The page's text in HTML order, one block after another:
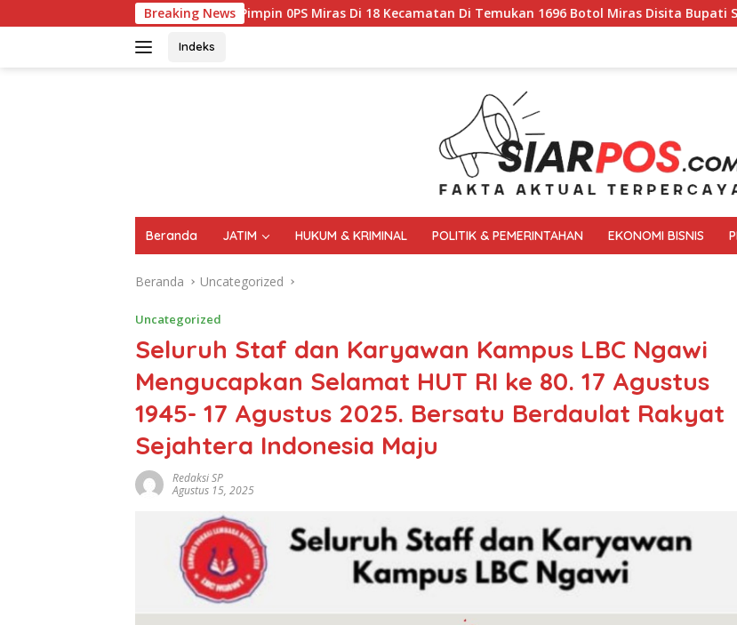
ke
Breaking News
Pimpin 0PS Miras Di 18 Kecamatan Di Temukan 1696 Botol Miras Disita Bupati Sikap Tegas Penjual Barang
Indeks
Beranda JATIM HUKUM & KRIMINAL POLITIK & PEMERINTAHAN EKONOMI BISNIS
Beranda Uncategorized
Uncategorized
Seluruh Staf dan Karyawan Kampus LBC Ngawi
Mengucapkan Selamat HUT RI ke 80. 17 Agustus
1945- 17 Agustus 2025. Bersatu Berdaulat Rakyat
Sejahtera Indonesia Maju
Redaksi SP
Agustus 15, 2025